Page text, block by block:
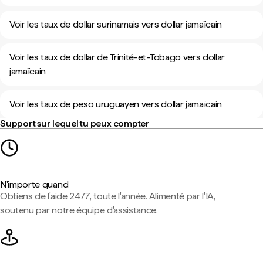
Voir les taux de dollar surinamais vers dollar jamaïcain
Voir les taux de dollar de Trinité-et-Tobago vers dollar
jamaïcain
Voir les taux de peso uruguayen vers dollar jamaïcain
Support sur lequel tu peux compter
N'importe quand
Obtiens de l'aide 24/7, toute l'année. Alimenté par l'IA,
soutenu par notre équipe d'assistance.